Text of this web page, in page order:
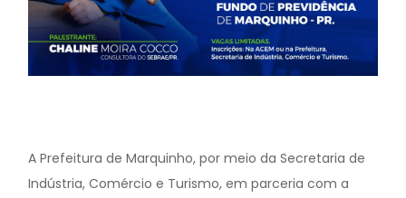
A Prefeitura de Marquinho, por meio da Secretaria de
Indústria, Comércio e Turismo, em parceria com a